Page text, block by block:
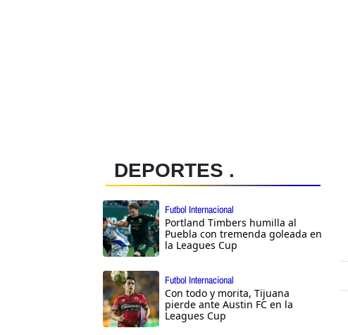
DEPORTES .
Futbol Internacional
Portland Timbers humilla al
Puebla con tremenda goleada en
la Leagues Cup
Futbol Internacional
Con todo y morita, Tijuana
pierde ante Austin FC en la
Leagues Cup